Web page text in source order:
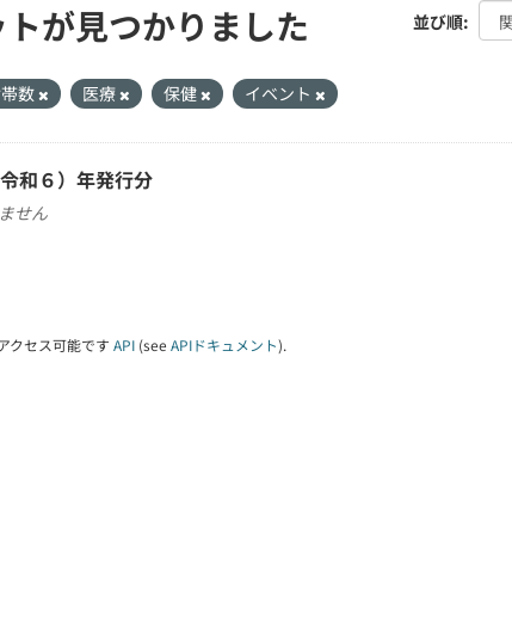
並び順
が見つかりました
数 医療 保健 イベント
和６）年発行分
せん
クセス可能です API (see APIドキュメント).